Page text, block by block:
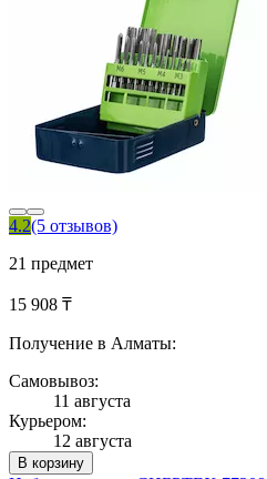
4.2(5 отзывов)
21 предмет
15 908 ₸
Получение в Алматы:
Самовывоз:
11 августа
Курьером:
12 августа
В корзину